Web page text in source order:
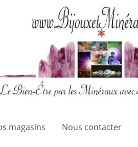
magasins Nous contacter